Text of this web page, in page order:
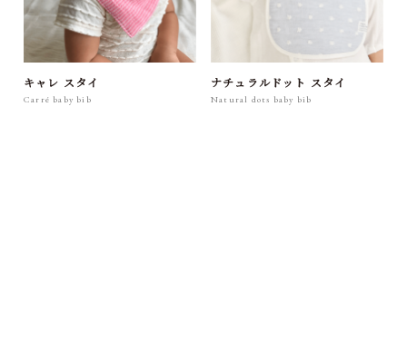
キャレ スタイ
Carré baby bib
ナチュラルドット スタイ
Natural dots baby bib